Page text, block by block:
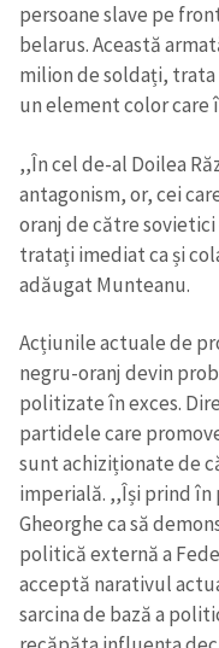
persoane slave pe
belarus. Această
milion de soldați, trata
un element color care
,,În cel de-al Doilea
antagonism, or, cei
oranj de către
tratați imediat ca și
adăugat Munteanu.
Acțiunile actuale de
negru-oranj devin
politizate în exces.
partidele care
sunt achiziționate de
imperială. ,,Își prind în
Gheorghe ca să
politică externă a
acceptă narativul
sarcina de bază a